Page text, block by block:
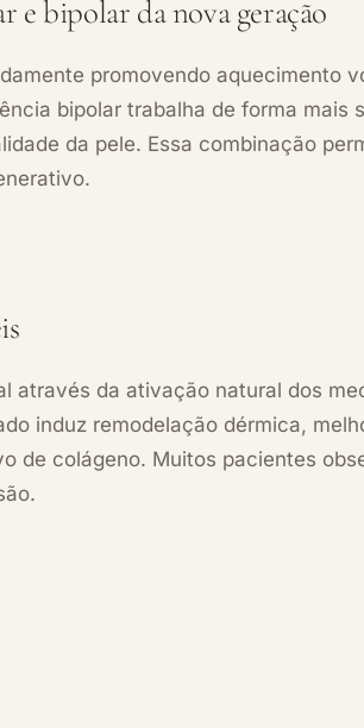
e bipolar da nova geração
promovendo aquecimento
bipolar trabalha de forma mais
da pele. Essa combinação
através da ativação natural dos
induz remodelação dérmica,
de colágeno. Muitos pacientes